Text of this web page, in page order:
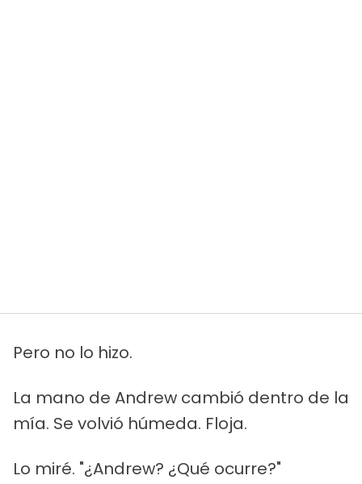
Pero no lo hizo.
La mano de Andrew cambió dentro de la
mía. Se volvió húmeda. Floja.
Lo miré. "¿Andrew? ¿Qué ocurre?"